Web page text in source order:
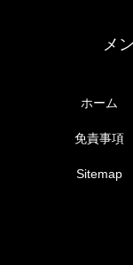
メ
ホーム
免責事項
Sitemap